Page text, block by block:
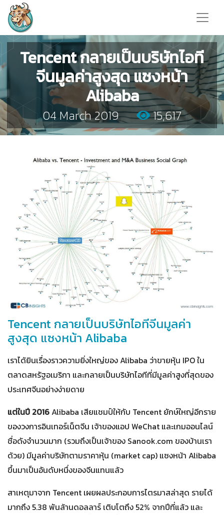
Tencent กลายเป็นบริษัทไอที
จีนมูลค่าสูงสุด แซงหน้า
Alibaba
04 March 2019 15,617
Tencent กลายเป็นบริษัทไอทีจีนมูลค่า
สูงสุด แซงหน้า Alibaba
เราได้ยินเรื่องราวความยิ่งใหญ่ของ Alibaba ว่าขายหุ้น IPO ใน
ตลาดสหรัฐอเมริกา และกลายเป็นบริษัทไอทีที่มีมูลค่าสูงที่สุดของ
ประเทศจีนอย่างง่ายดาย
แต่ในปี 2016Alibaba เสียแชมป์ให้กับ Tencent ยักษ์ใหญ่อีกราย
ของวงการอินเทอร์เน็ตจีน เจ้าของแอป WeChat และเกมออนไลน์
ชื่อดังจำนวนมาก (รวมถึงเป็นเจ้าของ Sanook.com ของบ้านเรา
ด้วย) มีมูลค่าบริษัทตามราคาหุ้น (market cap) แซงหน้า Alibaba
ขึ้นมาเป็นอันดับหนึ่งของจีนแทนแล้ว
สาเหตุมาจาก Tencent เผยผลประกอบการไตรมาสล่าสุด รายได้
มากถึง 5.38 พันล้านดอลลาร์ เติบโตถึง 52% จากปีที่แล้ว และ